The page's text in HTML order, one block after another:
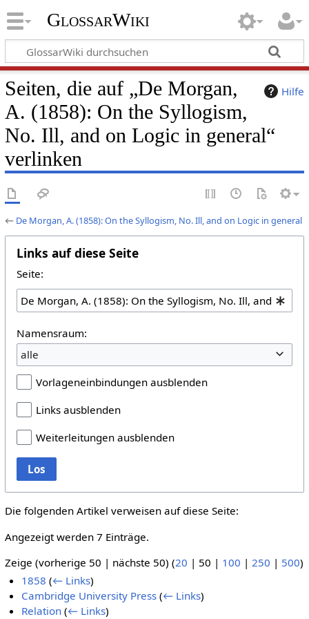
GlossarWiki
Hilfe
Seiten, die auf „De Morgan,
A. (1858): On the Syllogism,
No. Ill, and on Logic in general“
verlinken
← De Morgan, A. (1858): On the Syllogism, No. Ill, and on Logic in general
Links auf diese Seite
Seite:
Namensraum:
alle
Vorlageneinbindungen ausblenden
Links ausblenden
Weiterleitungen ausblenden
Los
Die folgenden Artikel verweisen auf diese Seite:
Angezeigt werden 7 Einträge.
Zeige (vorherige 50 | nächste 50) (20 | 50 | 100 | 250 | 500)
1858 (← Links)
Cambridge University Press (← Links)
Relation (← Links)